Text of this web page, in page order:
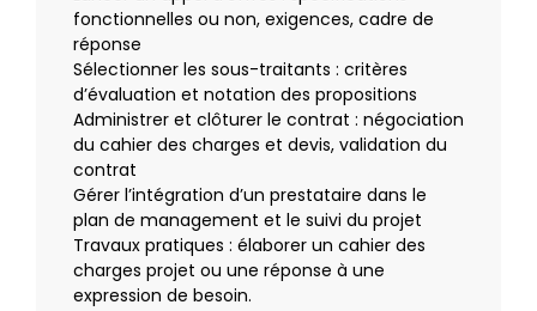
fonctionnelles ou non, exigences, cadre de
réponse
Sélectionner les sous-traitants : critères
d’évaluation et notation des propositions
Administrer et clôturer le contrat : négociation
du cahier des charges et devis, validation du
contrat
Gérer l’intégration d’un prestataire dans le
plan de management et le suivi du projet
Travaux pratiques : élaborer un cahier des
charges projet ou une réponse à une
expression de besoin.